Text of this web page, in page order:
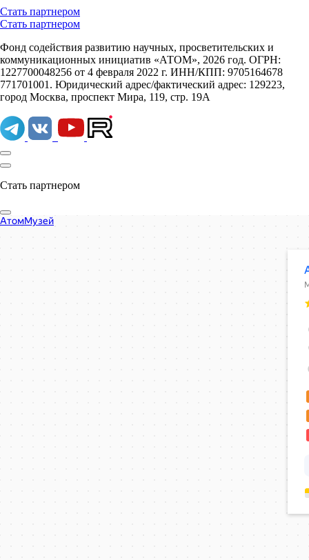
Стать партнером
Стать партнером
Фонд содействия развитию научных, просветительских и
коммуникационных инициатив «АТОМ», 2026 год. ОГРН:
1227700048256 от 4 февраля 2022 г. ИНН/КПП: 9705164678
771701001. Юридический адрес/фактический адрес: 129223,
город Москва, проспект Мира, 119, стр. 19А
Стать партнером